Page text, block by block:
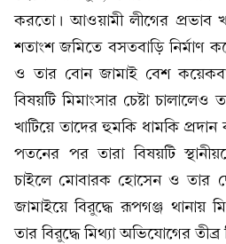
করতো। আওয়ামী লীগের প্রভাব
শতাংশ জমিতে বসতবাড়ি নির্মাণ
ও তার বোন জামাই বেশ
বিষয়টি মিমাংসার চেষ্টা
খাটিয়ে তাদের হুমকি ধামকি
পতনের পর তারা বিষয়টি
চাইলে মোবারক হোসেন ও তার
জামাইয়ে বিরুদ্ধে রূপগঞ্জ থানায়
তার বিরুদ্ধে মিথ্যা অভিযোগের তীব্র